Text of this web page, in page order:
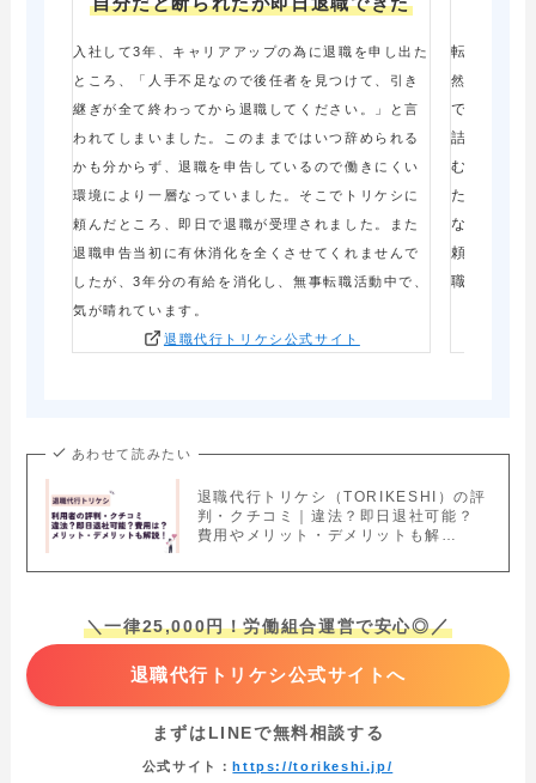
入社して3年、キャリアアップの為に退職を申し出た
ところ、「人手不足なので後任者を見つけて、引き
継ぎが全て終わってから退職してください。」と言
われてしまいました。このままではいつ辞められる
かも分からず、退職を申告しているので働きにくい
環境により一層なっていました。そこでトリケシに
頼んだところ、即日で退職が受理されました。また
退職申告当初に有休消化を全くさせてくれませんで
したが、3年分の有給を消化し、無事転職活動中で、
気が晴れています。
退職代行トリケシ公式サイト
転職をする
然…。条件
で、食欲
詰められ
む様にな
たくない
ないかな
頼を決意
職書類も
あわせて読みたい
退職代行トリケシ（TORIKESHI）の評
判・クチコミ｜違法？即日退社可能？
費用やメリット・デメリットも解…
＼一律25,000円！労働組合運営で安心◎／
退職代行トリケシ公式サイトへ
まずはLINEで無料相談する
公式サイト： https://torikeshi.jp/